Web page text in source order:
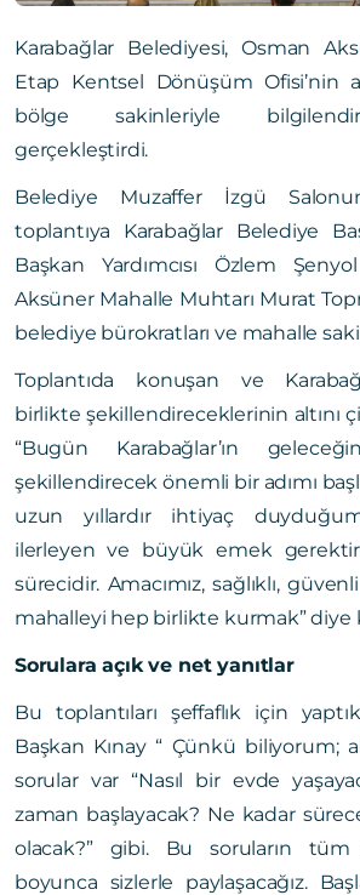
Karabağlar Belediyesi, Osman
Etap Kentsel Dönüşüm Ofisi’nin
bölge sakinleriyle
gerçekleştirdi.
Belediye Muzaffer İzgü
toplantıya Karabağlar Belediye
Başkan Yardımcısı Özlem
Aksüner Mahalle Muhtarı Murat
belediye bürokratları ve mahalle
Toplantıda konuşan ve
birlikte şekillendireceklerinin altını
“Bugün Karabağlar’ın
şekillendirecek önemli bir adımı
uzun yıllardır ihtiyaç
ilerleyen ve büyük emek
sürecidir. Amacımız, sağlıklı,
mahalleyi hep birlikte kurmak” diye
Sorulara açık ve net yanıtlar
Bu toplantıları şeffaflık için
Başkan Kınay “ Çünkü biliyorum;
sorular var “Nasıl bir evde
zaman başlayacak? Ne kadar
olacak?” gibi. Bu soruların tüm
boyunca sizlerle paylaşacağız.